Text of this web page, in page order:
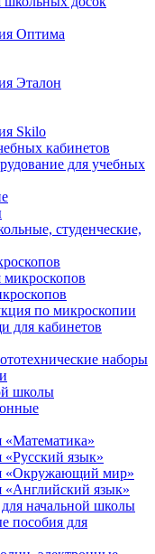
Оптима
Эталон
Skilo
кабинетов
для учебных
студенческие,
микроскопов
по микроскопии
для кабинетов
наборы
школы
«Математика»
«Русский язык»
«Окружающий мир»
«Английский язык»
начальной школы
пособия для